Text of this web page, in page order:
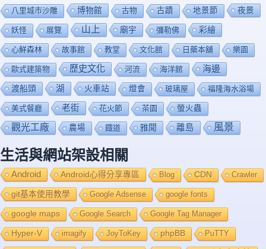
八里城市沙雕 博物館 古物 古蹟 地景節 夜景
妖怪 展覽 山上 廟宇 彌勒佛 彩繪
心鮮森林 故事館 教堂 文化館 日藥本舖 樂園
歐式建築物 歷史文化 河流 海洋館 海邊
渡船頭 湖 火車站 燈會 玻璃屋 福隆海水浴場
美式餐廳 老街 花火節 茶園 螢火蟲
觀光工廠 農場 鐡道 雅聞 離島 風景
生活與網站架設相關
Android Android心得分享專區 Blog CDN Crawler
git基本使用教學 Google Adsense google fonts
google maps Google Search Google Tag Manager
Hyper-V imagify JoyToKey phpBB PuTTY